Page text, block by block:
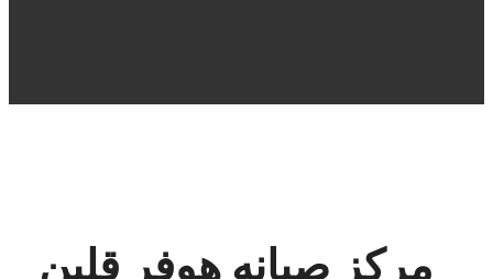
مركز صيانه هوفر قلين